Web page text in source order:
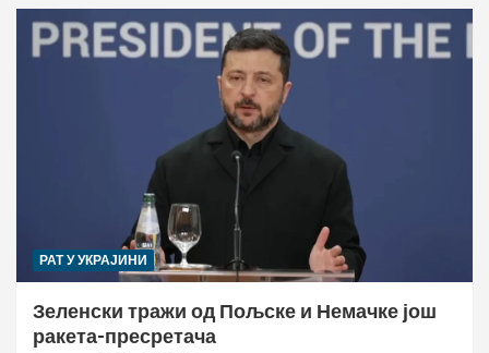
РАТ У УКРАЈИНИ
Зеленски тражи од Пољске и Немачке још
ракета-пресретача